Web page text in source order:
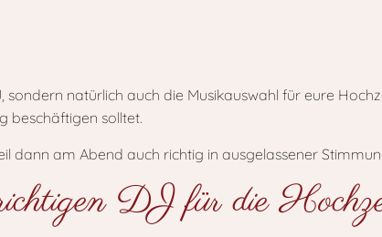
natürlich auch die Musikauswahl für eure
beschäftigen solltet.
dann am Abend auch richtig in ausgelassener
DJ für die